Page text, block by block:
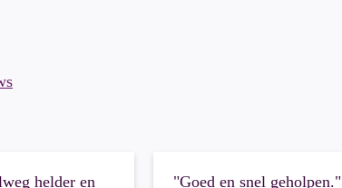
helder en
"Goed en snel geholpen."